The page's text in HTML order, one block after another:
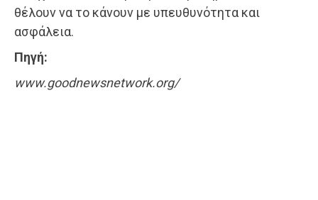
θέλουν να το κάνουν με υπευθυνότητα και
ασφάλεια.
Πηγή:
www.goodnewsnetwork.org/